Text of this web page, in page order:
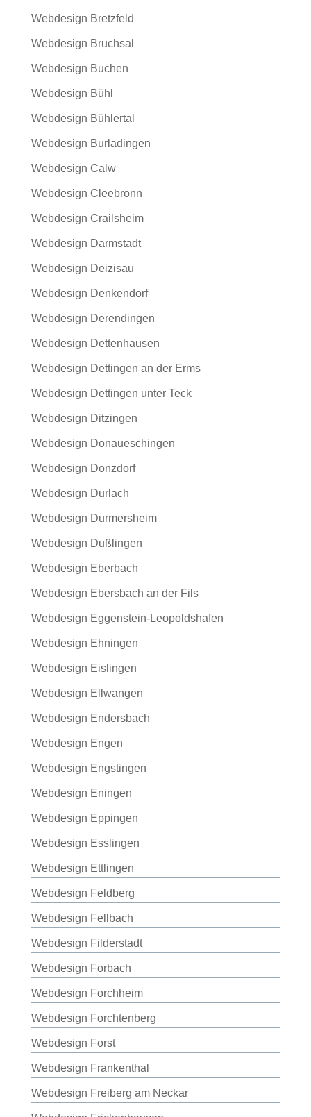
Webdesign Bretzfeld
Webdesign Bruchsal
Webdesign Buchen
Webdesign Bühl
Webdesign Bühlertal
Webdesign Burladingen
Webdesign Calw
Webdesign Cleebronn
Webdesign Crailsheim
Webdesign Darmstadt
Webdesign Deizisau
Webdesign Denkendorf
Webdesign Derendingen
Webdesign Dettenhausen
Webdesign Dettingen an der Erms
Webdesign Dettingen unter Teck
Webdesign Ditzingen
Webdesign Donaueschingen
Webdesign Donzdorf
Webdesign Durlach
Webdesign Durmersheim
Webdesign Dußlingen
Webdesign Eberbach
Webdesign Ebersbach an der Fils
Webdesign Eggenstein-Leopoldshafen
Webdesign Ehningen
Webdesign Eislingen
Webdesign Ellwangen
Webdesign Endersbach
Webdesign Engen
Webdesign Engstingen
Webdesign Eningen
Webdesign Eppingen
Webdesign Esslingen
Webdesign Ettlingen
Webdesign Feldberg
Webdesign Fellbach
Webdesign Filderstadt
Webdesign Forbach
Webdesign Forchheim
Webdesign Forchtenberg
Webdesign Forst
Webdesign Frankenthal
Webdesign Freiberg am Neckar